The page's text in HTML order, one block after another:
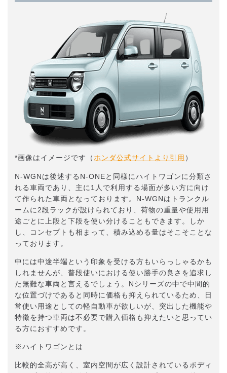
*画像はイメージです（ ホンダ公式サイトより引用 ）
N-WGNは後述するN-ONEと同様にハイトワゴンに分類さ
れる車両であり、主に1人で利用する場面が多い方に向け
て作られた車両となっております。N-WGNはトランクル
ームに2段ラックが設けられており、荷物の重量や使用用
途ごとに上段と下段を使い分けることもできます。しか
し、コンセプトも相まって、積み込める量はそこそことな
っております。
中には中途半端という印象を受ける方もいらっしゃるかも
しれませんが、普段使いにおける使い勝手の良さを追求し
た無難な車両と言えるでしょう。Nシリーズの中で中間的
な位置づけであると同時に価格も抑えられているため、日
常使い用途としての軽自動車が欲しいが、突出した機能や
特徴を持つ車両は不必要で購入価格も抑えたいと思ってい
る方におすすめです。
※ハイトワゴンとは
比較的全高が高く、室内空間が広く設計されているボディ